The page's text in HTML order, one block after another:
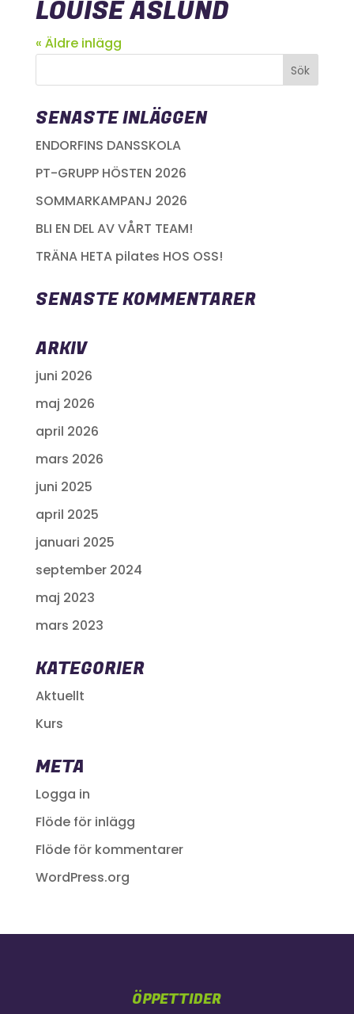
LOUISE ÅSLUND
« Äldre inlägg
SENASTE INLÄGGEN
ENDORFINS DANSSKOLA
PT-GRUPP HÖSTEN 2026
SOMMARKAMPANJ 2026
BLI EN DEL AV VÅRT TEAM!
TRÄNA HETA pilates HOS OSS!
SENASTE KOMMENTARER
ARKIV
juni 2026
maj 2026
april 2026
mars 2026
juni 2025
april 2025
januari 2025
september 2024
maj 2023
mars 2023
KATEGORIER
Aktuellt
Kurs
META
Logga in
Flöde för inlägg
Flöde för kommentarer
WordPress.org
ÖPPETTIDER